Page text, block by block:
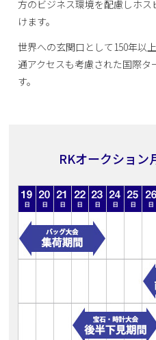
方のビジネス環境を配慮しホ
けます。
世界への玄関口として150年以
通アクセスも考慮された国際タ
す。
RKオークション